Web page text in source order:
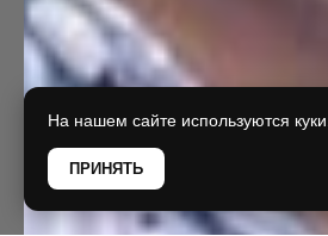
На нашем сайте используются куки.
ПРИНЯТЬ